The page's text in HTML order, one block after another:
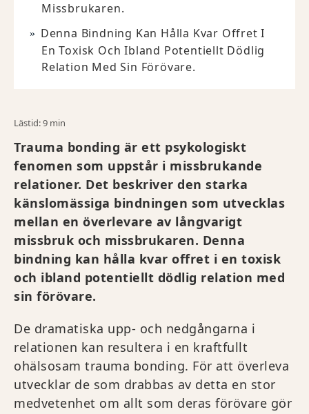
Missbrukaren.
Denna Bindning Kan Hålla Kvar Offret I
En Toxisk Och Ibland Potentiellt Dödlig
Relation Med Sin Förövare.
Lästid: 9 min
Trauma bonding är ett psykologiskt
fenomen som uppstår i missbrukande
relationer. Det beskriver den starka
känslomässiga bindningen som utvecklas
mellan en överlevare av långvarigt
missbruk och missbrukaren. Denna
bindning kan hålla kvar offret i en toxisk
och ibland potentiellt dödlig relation med
sin förövare.
De dramatiska upp- och nedgångarna i
relationen kan resultera i en kraftfullt
ohälsosam trauma bonding. För att överleva
utvecklar de som drabbas av detta en stor
medvetenhet om allt som deras förövare gör